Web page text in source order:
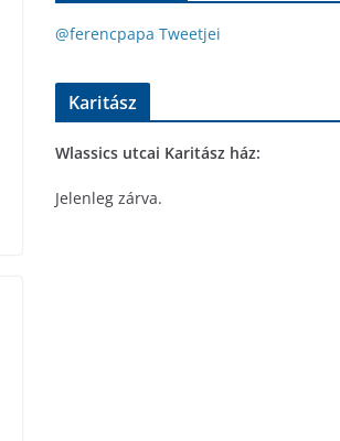
@ferencpapa Tweetjei
Karitász
Wlassics utcai Karitász ház:
Jelenleg zárva.